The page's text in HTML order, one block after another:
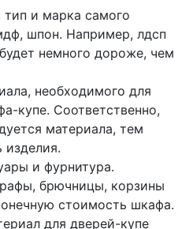
и марка самого
шпон. Например, лдсп
немного дороже, чем
необходимого для
купе. Соответственно,
материала, тем
и фурнитура.
брючницы, корзины
стоимость шкафа.
для дверей-купе